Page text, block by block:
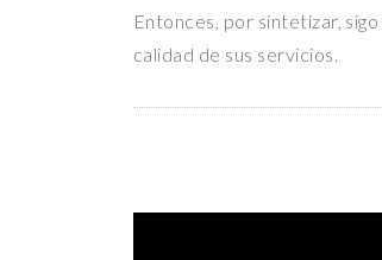
Entonces, por sintetizar,
calidad de sus servicios.